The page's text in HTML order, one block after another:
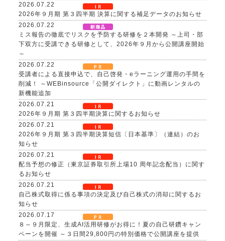
2026.07.22
2026年９月期 第３四半期 決算に関する補足データのお知らせ
2026.07.22
ミス報告の徹底でリスクを予防する研修を２本開発 ～上司・部
下双方に受講できる研修として、2026年９月から公開講座開始
～
2026.07.22
受講者による直接申込で、自己啓発・eラーニング運用の手間を
削減！ ～WEBinsource「公開ダイレクト」に動画レンタルの
新機能追加
2026.07.21
2026年９月期 第３四半期決算に関するお知らせ
2026.07.21
2026年９月期 第３四半期決算短信〔日本基準〕（連結）のお
知らせ
2026.07.21
配当予想の修正（東京証券取引所上場10 周年記念配当）に関す
るお知らせ
2026.07.21
自己株式取得に係る事項の決定及び自己株式の消却に関するお
知らせ
2026.07.17
８～９月限定、生成AI活用研修がお得に！夏の自己研鑽キャン
ペーンを開催 ～３日間29,800円の特別価格で公開講座を提供